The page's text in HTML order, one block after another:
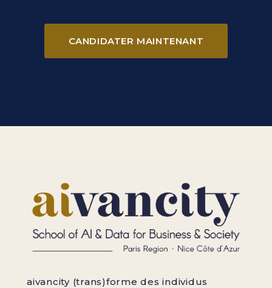
CANDIDATER MAINTENANT
aivancity (trans)forme des individus